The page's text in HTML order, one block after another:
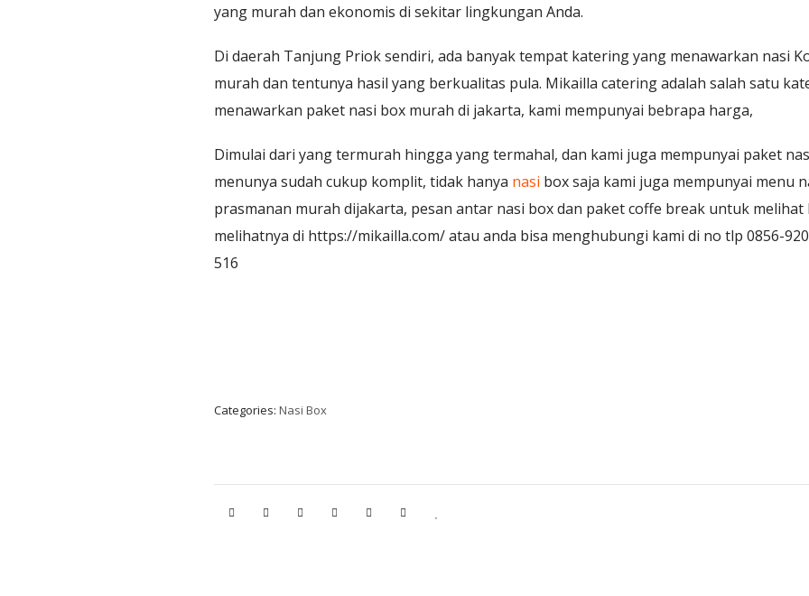
yang murah dan ekonomis di sekitar lingkungan Anda.
Di daerah Tanjung Priok sendiri, ada banyak tempat katering yang menawarkan nasi
murah dan tentunya hasil yang berkualitas pula. Mikailla catering adalah salah satu
menawarkan paket nasi box murah di jakarta, kami mempunyai bebrapa harga,
Dimulai dari yang termurah hingga yang termahal, dan kami juga mempunyai paket
menunya sudah cukup komplit, tidak hanya nasi box saja kami juga mempunyai menu
prasmanan murah dijakarta, pesan antar nasi box dan paket coffe break untuk melihat
melihatnya di https://mikailla.com/ atau anda bisa menghubungi kami di no tlp 0856-
516
Categories: Nasi Box